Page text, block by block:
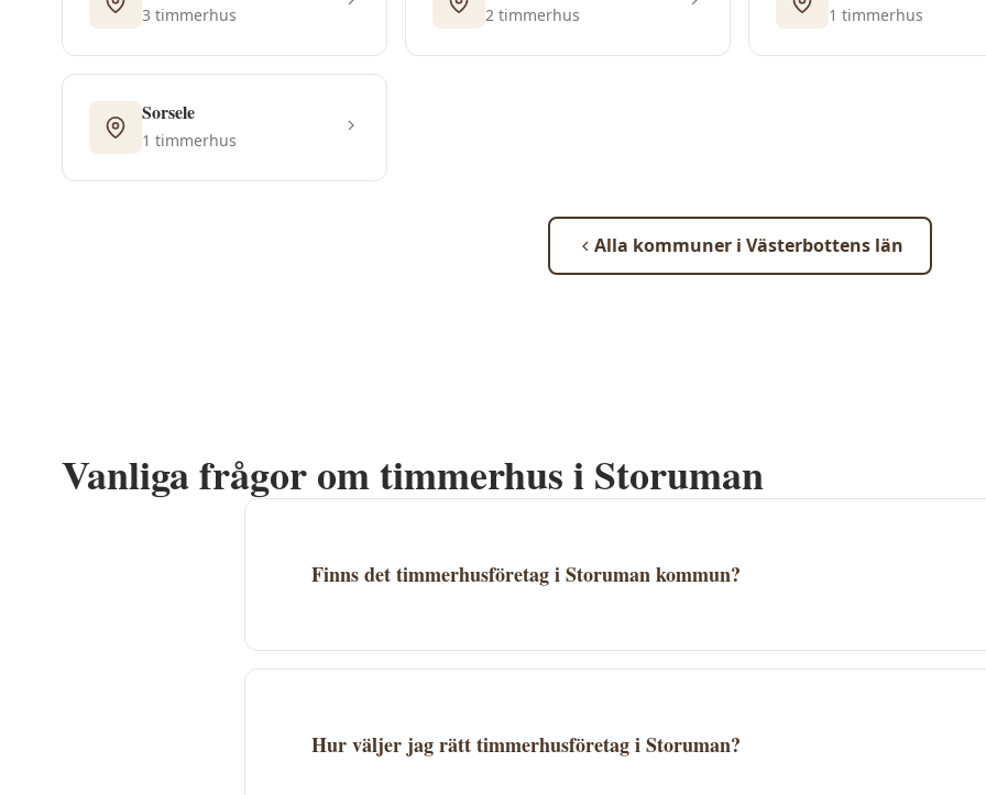
3 timmerhus 2 timmerhus 1 timmerhus
Sorsele
1 timmerhus
Alla kommuner i Västerbottens län
Vanliga frågor om timmerhus iStoruman
Finns det timmerhusföretag i Storuman kommun?
hela länet.
Hur väljer jag rätt timmerhusföretag i Storuman?